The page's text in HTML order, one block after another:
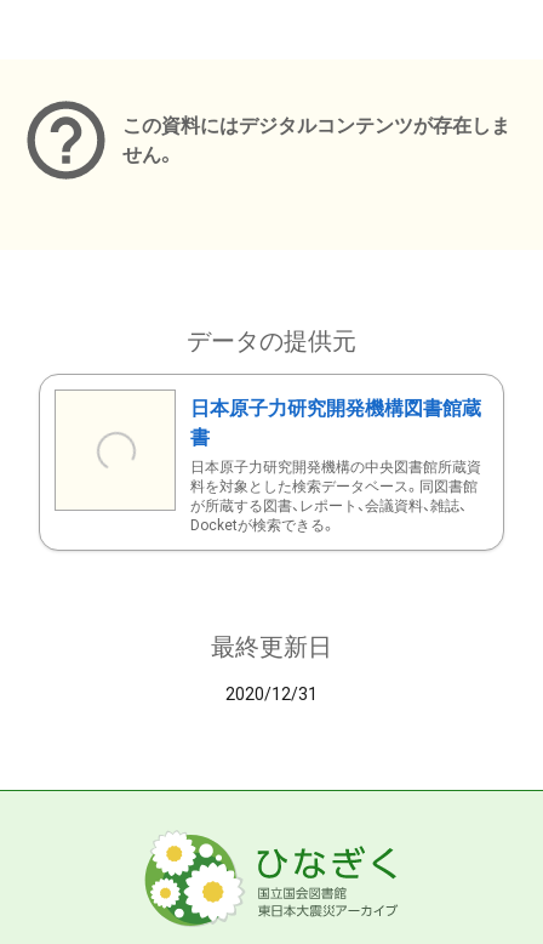
この資料にはデジタルコンテンツが存在しま
せん。
データの提供元
日本原子力研究開発機構図書館蔵
書
日本原子力研究開発機構の中央図書館所蔵資
料を対象とした検索データベース。同図書館
が所蔵する図書、レポート、会議資料、雑誌、
Docketが検索できる。
最終更新日
2020/12/31